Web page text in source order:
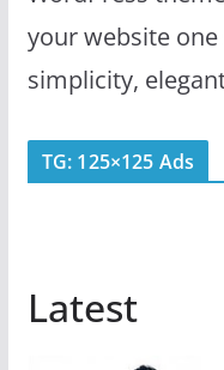
your website one
simplicity,
TG: 125×125 Ads
Latest